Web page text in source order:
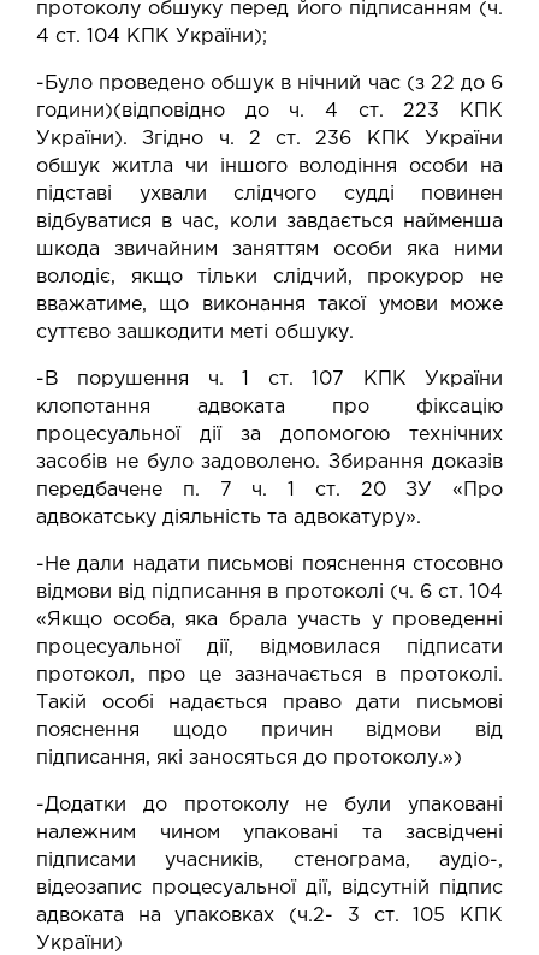
протоколу обшуку перед його підписанням (ч.
4 ст. 104 КПК України);
-Було проведено обшук в нічний час (з 22 до 6
години)(відповідно до ч. 4 ст. 223 КПК
України). Згідно ч. 2 ст. 236 КПК України
обшук житла чи іншого володіння особи на
підставі ухвали слідчого судді повинен
відбуватися в час, коли завдається найменша
шкода звичайним заняттям особи яка ними
володіє, якщо тільки слідчий, прокурор не
вважатиме, що виконання такої умови може
суттєво зашкодити меті обшуку.
-В порушення ч. 1 ст. 107 КПК України
клопотання адвоката про фіксацію
процесуальної дії за допомогою технічних
засобів не було задоволено. Збирання доказів
передбачене п. 7 ч. 1 ст. 20 ЗУ «Про
адвокатську діяльність та адвокатуру».
-Не дали надати письмові пояснення стосовно
відмови від підписання в протоколі (ч. 6 ст. 104
«Якщо особа, яка брала участь у проведенні
процесуальної дії, відмовилася підписати
протокол, про це зазначається в протоколі.
Такій особі надається право дати письмові
пояснення щодо причин відмови від
підписання, які заносяться до протоколу.»)
-Додатки до протоколу не були упаковані
належним чином упаковані та засвідчені
підписами учасників, стенограма, аудіо-,
відеозапис процесуальної дії, відсутній підпис
адвоката на упаковках (ч.2- 3 ст. 105 КПК
України)